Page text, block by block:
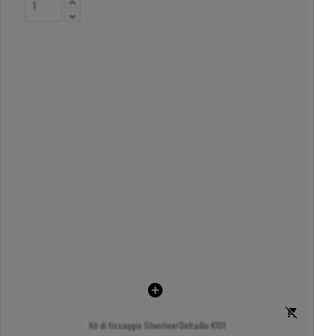
Kit di fissaggio Silverline/DeltaAlu K101